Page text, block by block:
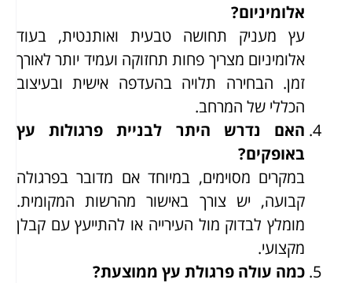
אלומיניום?
עץ מעניק תחושה טבעית ואותנטית, בעוד
אלומיניום מצריך פחות תחזוקה ועמיד יותר לאורך
זמן. הבחירה תלויה בהעדפה אישית ובעיצוב
הכללי של המרחב.
האם נדרש היתר לבניית פרגולות עץ
באופקים?
במקרים מסוימים, במיוחד אם מדובר בפרגולה
קבועה, יש צורך באישור מהרשות המקומית.
מומלץ לבדוק מול העירייה או להתייעץ עם קבלן
מקצועי.
כמה עולה פרגולת עץ ממוצעת?